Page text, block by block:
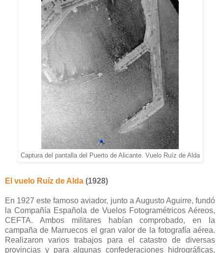
Captura del pantalla del Puerto de Alicante. Vuelo Ruíz de Alda
El vuelo Ruíz de Alda (1928)
En 1927 este famoso aviador, junto a Augusto Aguirre, fundó
la Compañía Española de Vuelos Fotogramétricos Aéreos,
CEFTA. Ambos militares habían comprobado, en la
campaña de Marruecos el gran valor de la fotografía aérea.
Realizaron varios trabajos para el catastro de diversas
provincias y para algunas confederaciones hidrográficas,